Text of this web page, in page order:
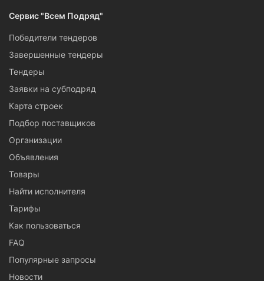
Сервис "Всем Подряд"
Победители тендеров
Завершенные тендеры
Тендеры
Заявки на субподряд
Карта строек
Подбор поставщиков
Организации
Объявления
Товары
Найти исполнителя
Тарифы
Как пользоваться
FAQ
Популярные запросы
Новости